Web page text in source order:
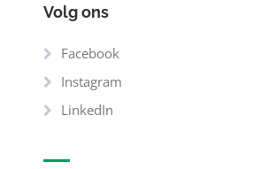
Volg ons
Facebook
Instagram
LinkedIn